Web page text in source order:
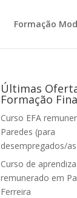
Formação
Últimas
Formação
Curso EFA
Paredes (para
desempregados/
Curso de
remunerado em
Ferreira